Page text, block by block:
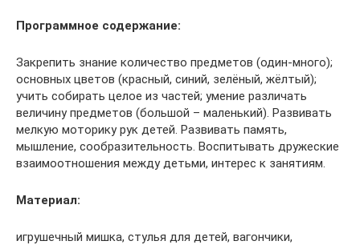
Программное содержание:
Закрепить знание количество предметов (один-много);
основных цветов (красный, синий, зелёный, жёлтый);
учить собирать целое из частей; умение различать
величину предметов (большой – маленький). Развивать
мелкую моторику рук детей. Развивать память,
мышление, сообразительность. Воспитывать дружеские
взаимоотношения между детьми, интерес к занятиям.
Материал:
игрушечный мишка, стулья для детей, вагончики,